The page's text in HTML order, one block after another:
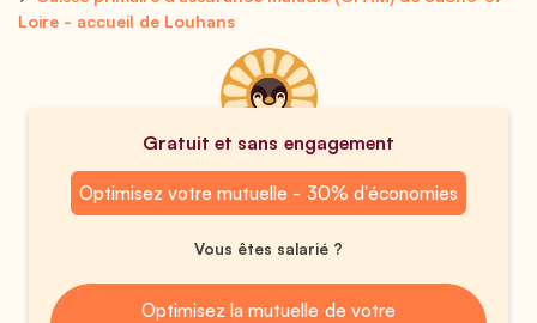
Loire - accueil de Louhans
Gratuit et sans engagement
Optimisez votre mutuelle - 30% d'économies
Vous êtes salarié ?
Optimisez la mutuelle de votre